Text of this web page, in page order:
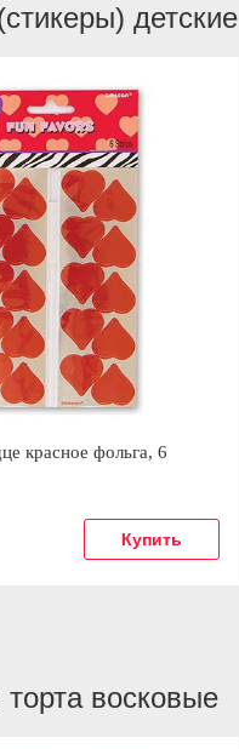
детские
красное фольга, 6
восковые